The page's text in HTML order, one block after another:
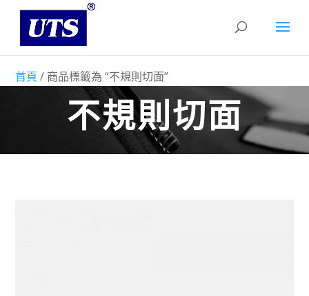
首頁 / 商品標籤為 “不規則切面”
不規則切面